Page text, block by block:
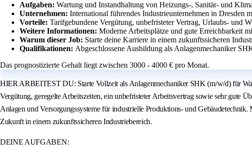
Aufgaben: Wartung und Instandhaltung von Heizungs-, Sanitär- und
Unternehmen: International führendes Industrieunternehmen in Dresden
Vorteile: Tarifgebundene Vergütung, unbefristeter Vertrag, Urlaubs- und
Weitere Informationen: Moderne Arbeitsplätze und gute Erreichbarkeit
Warum dieser Job: Starte deine Karriere in einem zukunftssicheren
Qualifikationen: Abgeschlossene Ausbildung als Anlagenmechaniker
Das prognostizierte Gehalt liegt zwischen 3000 - 4000 € pro Monat.
HIER ARBEITEST DU: Starte Vollzeit als Anlagenmechaniker SHK (m/w/d) für
Vergütung, geregelte Arbeitszeiten, ein unbefristeter Arbeitsvertrag sowie sehr gute
Anlagen und Versorgungssysteme für industrielle Produktions- und
Zukunft in einem zukunftssicheren Industriebereich.
DEINE AUFGABEN: